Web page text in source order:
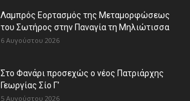
Λαμπρός Εορτασμός της Μεταμορφώσεως
του Σωτήρος στην Παναγία τη Μηλιώτισσα
6 Αυγούστου 2026
Στο Φανάρι προσεχώς ο νέος Πατριάρχης
Γεωργίας Σίο Γ’
5 Αυγούστου 2026